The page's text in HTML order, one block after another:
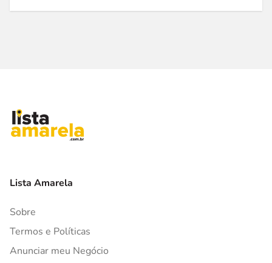
Lista Amarela
Sobre
Termos e Políticas
Anunciar meu Negócio